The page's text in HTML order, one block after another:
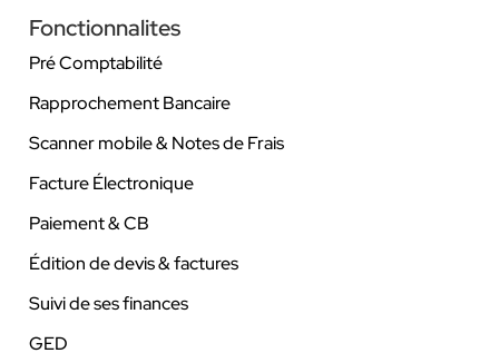
Fonctionnalites
Pré Comptabilité
Rapprochement Bancaire
Scanner mobile & Notes de Frais
Facture Électronique
Paiement & CB
Édition de devis & factures
Suivi de ses finances
GED